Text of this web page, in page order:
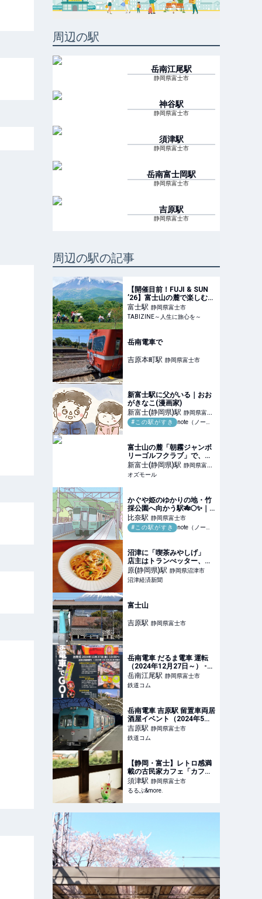
周辺の駅
岳南江尾駅
静岡県富士市
神谷駅
静岡県富士市
須津駅
静岡県富士市
岳南富士岡駅
静岡県富士市
吉原駅
静岡県富士市
周辺の駅の記事
【開催目前！FUJI & SUN
’26】富士山の麓で楽しむ野
外フェス！2日通し券限定
「After Hours」にも注目
富士駅 静岡県富士市
TABIZINE～人生に旅心を～
岳南電車で
吉原本町駅 静岡県富士市
新富士駅に父がいる｜おお
がきなこ(漫画家)
新富士(静岡県)駅 静岡県富士
市#この駅がすき note（ノート）
富士山の麓「朝霧ジャンボ
リーゴルフクラブ」で、春
めくお花見ゴルフ旅を！桜
シーズン限定サービスも -
新富士(静岡県)駅 静岡県富士
市
オズモール
かぐや姫のゆかりの地・竹
採公園へ向かう駅🎋🌕✨｜
光の種 〜Seeds of Light〜
比奈駅 静岡県富士市
#この駅がすき
note（ノート）
沼津に「喫茶みやしげ」
店主はトランぺッター、ラ
イブも月イチ開催
原(静岡県)駅 静岡県沼津市
沼津経済新聞
富士山
吉原駅 静岡県富士市
岳南電車 だるま電車 運転
（2024年12月27日～） -
鉄道コム
岳南江尾駅 静岡県富士市
鉄道コム
岳南電車 吉原駅 留置車両居
酒屋イベント（2024年5月3
日） - 鉄道コム
吉原駅 静岡県富士市
鉄道コム
【静岡・富士】レトロ感満
載の古民家カフェ「カフェ
1518」で、ローカル線を眺
めながらくつろぎタイム｜
るるぶ&more.
須津駅 静岡県富士市
るるぶ&more.